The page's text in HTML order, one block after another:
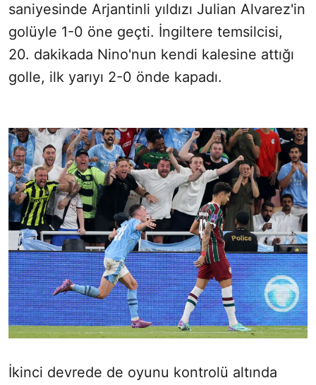
saniyesinde Arjantinli yıldızı Julian Alvarez'in
golüyle 1-0 öne geçti. İngiltere temsilcisi,
20. dakikada Nino'nun kendi kalesine attığı
golle, ilk yarıyı 2-0 önde kapadı.
İkinci devrede de oyunu kontrolü altında